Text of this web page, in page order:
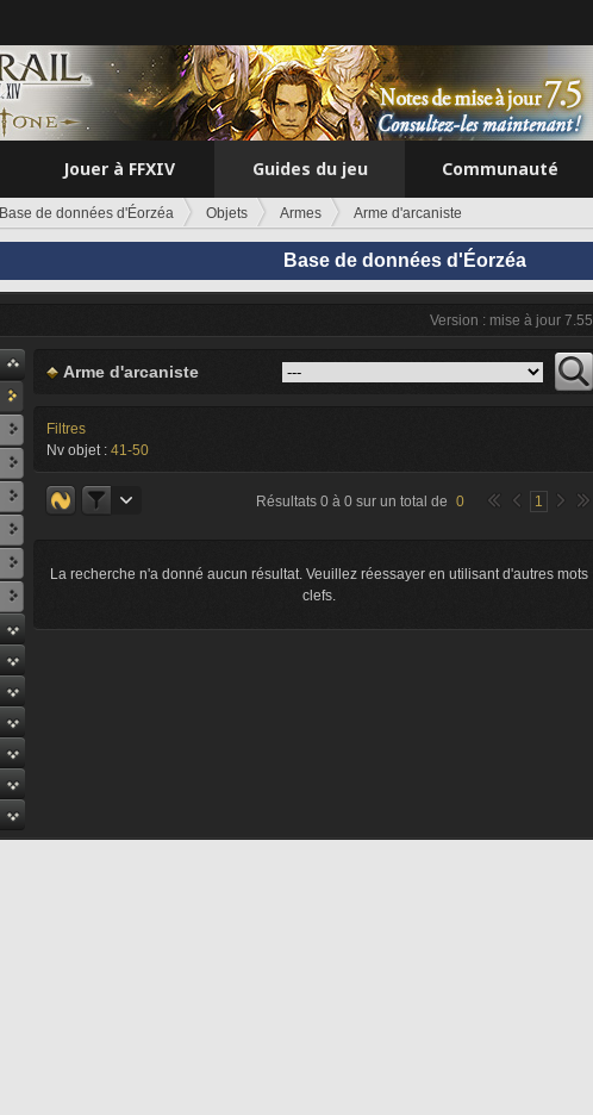
Jouer à FFXIV Guides du jeu Communauté
Base de données d'Éorzéa Objets Armes Arme d'arcaniste
Base de données d'Éorzéa
Version : mise à jour 7.55
Arme d'arcaniste
Filtres
Nv objet : 41-50
Résultats 0 à 0 sur un total de 0 1
La recherche n'a donné aucun résultat. Veuillez réessayer en utilisant d'autres mots
clefs.